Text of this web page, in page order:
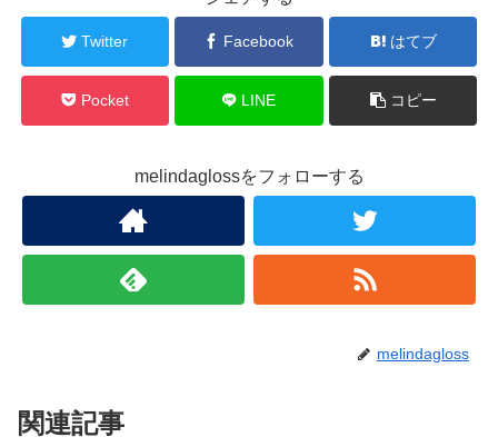
Twitter Facebook はてブ
Pocket LINE コピー
melindaglossをフォローする
melindagloss
関連記事